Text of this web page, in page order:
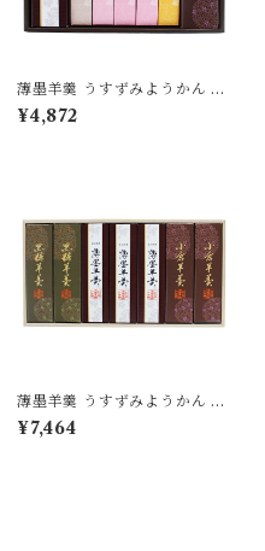
薄墨羊羹 うすずみようかん 小
棹 一口ようかん こざくら 詰合
せ セット 【送料無料】 [yoka
¥4,872
薄墨羊羹 うすずみようかん 小
棹 7本入り 詰合せ セット 【送
料無料】 [yokan-ko-set07]
¥7,464